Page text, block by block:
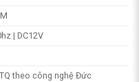
| DC12V
theo công nghệ Đức